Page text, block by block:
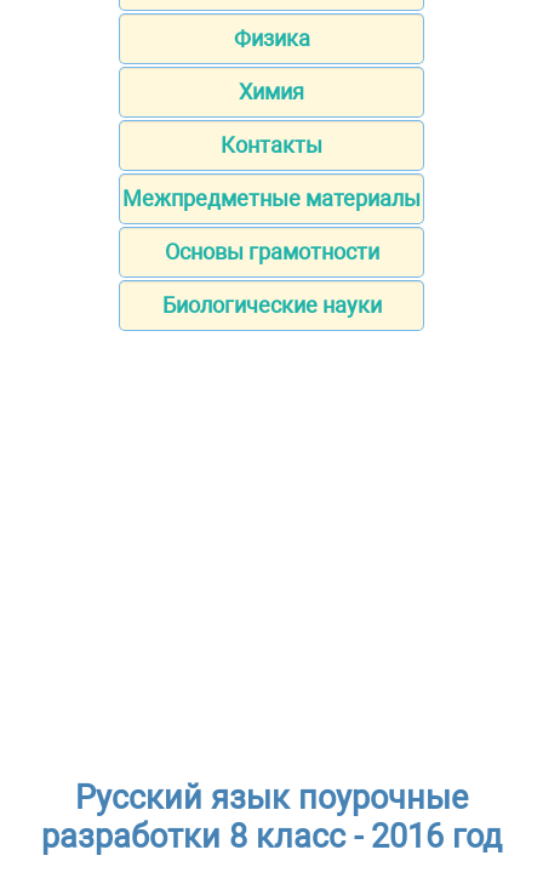
Физика
Химия
Контакты
Межпредметные материалы
Основы грамотности
Биологические науки
Русский язык поурочные
разработки 8 класс - 2016 год